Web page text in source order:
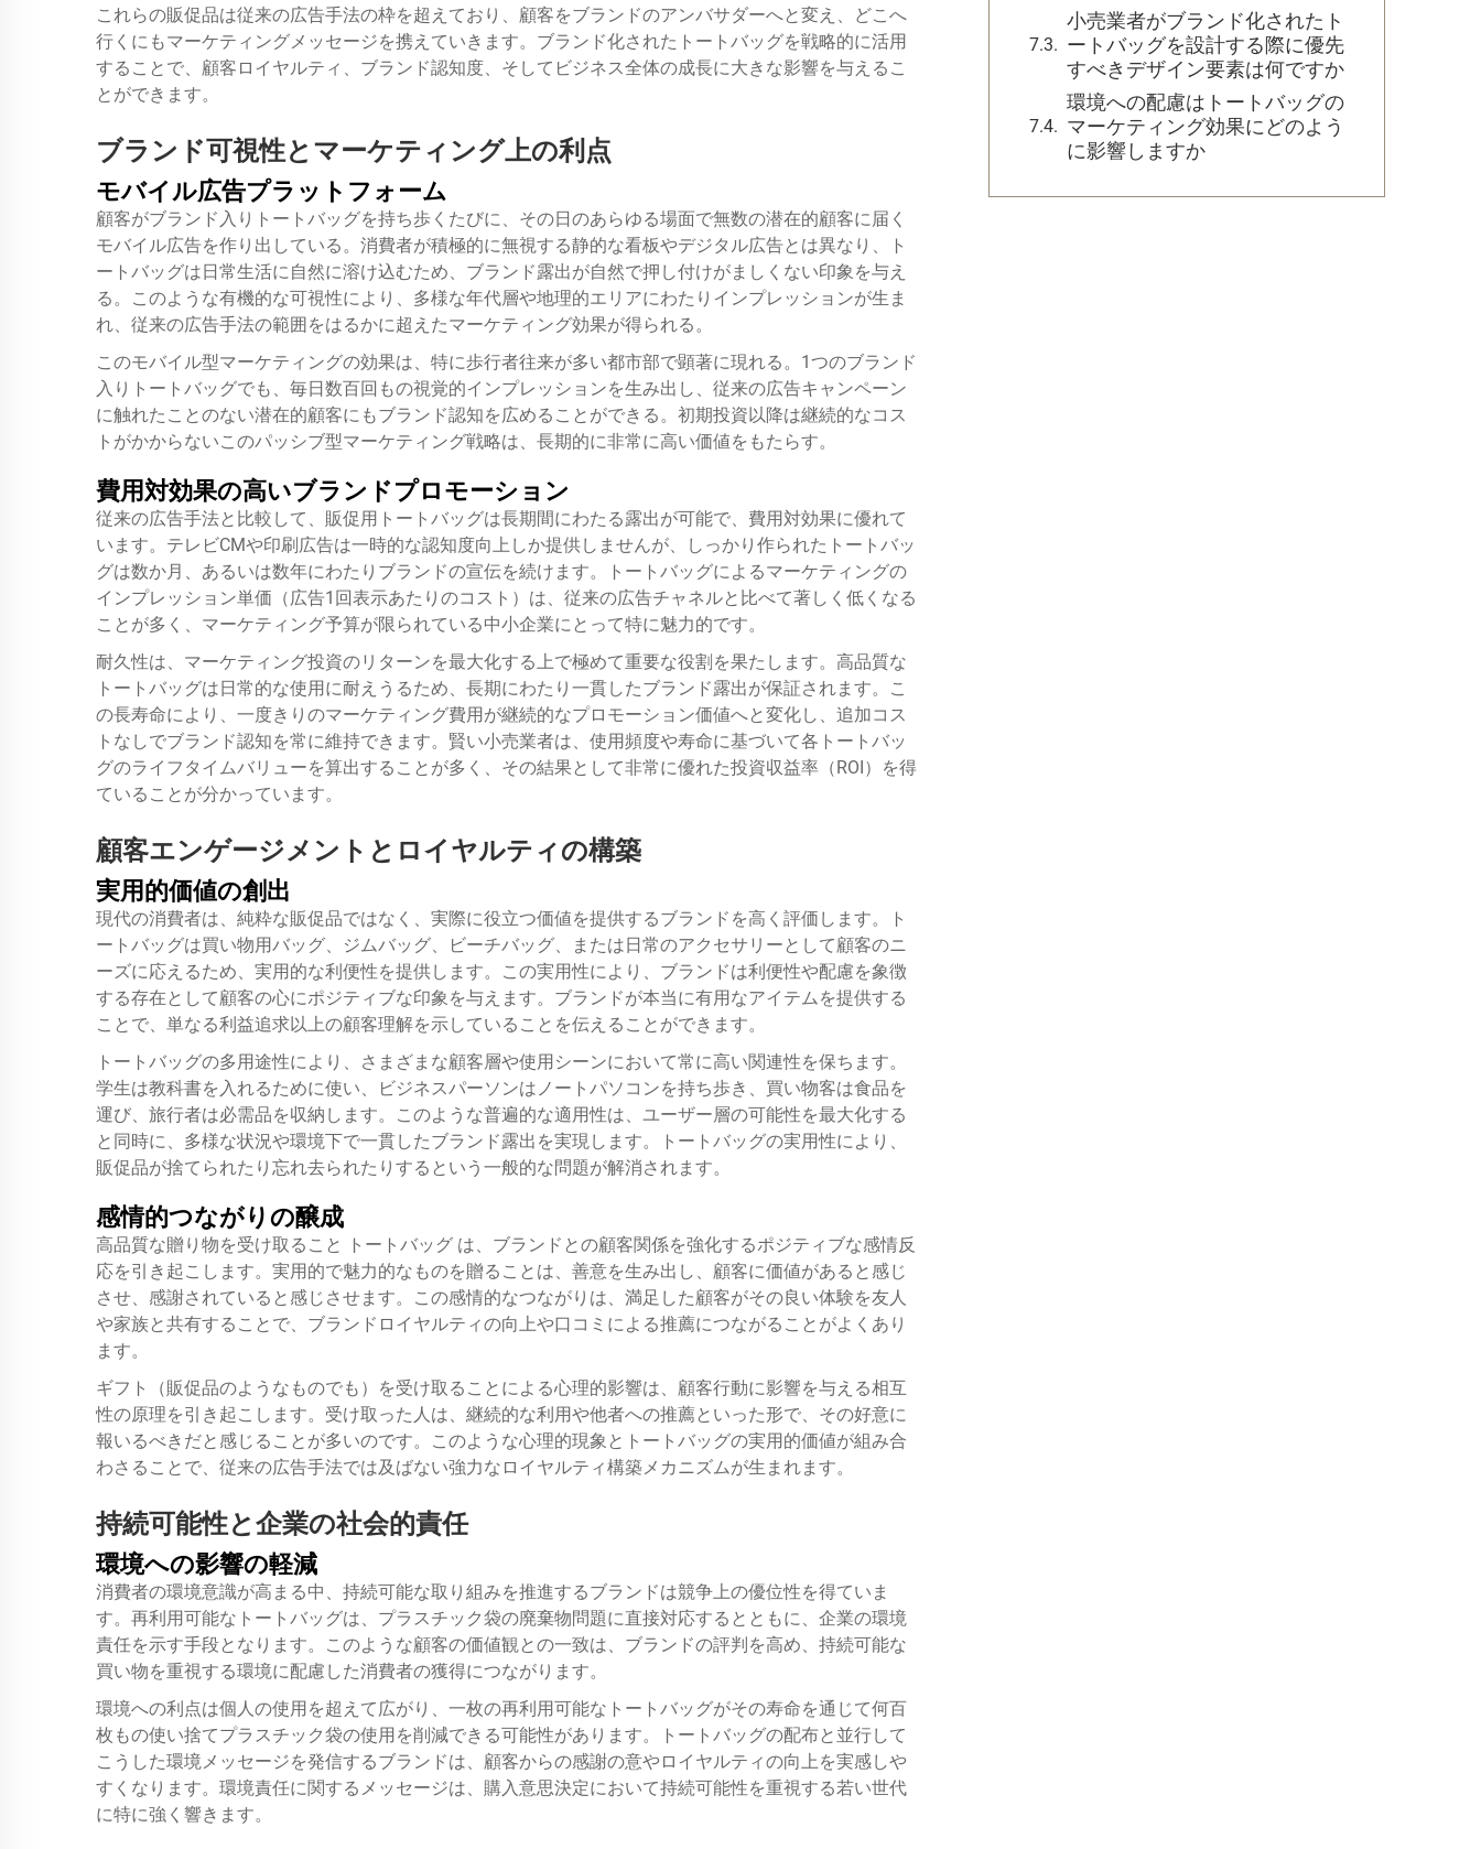
これらの販促品は従来の広告手法の枠を超えており、顧客をブランドのアンバサダーへと変え、どこへ
行くにもマーケティングメッセージを携えていきます。ブランド化されたトートバッグを戦略的に活用
することで、顧客ロイヤルティ、ブランド認知度、そしてビジネス全体の成長に大きな影響を与えるこ
とができます。
ブランド可視性とマーケティング上の利点
モバイル広告プラットフォーム
顧客がブランド入りトートバッグを持ち歩くたびに、その日のあらゆる場面で無数の潜在的顧客に届く
モバイル広告を作り出している。消費者が積極的に無視する静的な看板やデジタル広告とは異なり、ト
ートバッグは日常生活に自然に溶け込むため、ブランド露出が自然で押し付けがましくない印象を与え
る。このような有機的な可視性により、多様な年代層や地理的エリアにわたりインプレッションが生ま
れ、従来の広告手法の範囲をはるかに超えたマーケティング効果が得られる。
このモバイル型マーケティングの効果は、特に歩行者往来が多い都市部で顕著に現れる。1つのブランド
入りトートバッグでも、毎日数百回もの視覚的インプレッションを生み出し、従来の広告キャンペーン
に触れたことのない潜在的顧客にもブランド認知を広めることができる。初期投資以降は継続的なコス
トがかからないこのパッシブ型マーケティング戦略は、長期的に非常に高い価値をもたらす。
費用対効果の高いブランドプロモーション
従来の広告手法と比較して、販促用トートバッグは長期間にわたる露出が可能で、費用対効果に優れて
います。テレビCMや印刷広告は一時的な認知度向上しか提供しませんが、しっかり作られたトートバッ
グは数か月、あるいは数年にわたりブランドの宣伝を続けます。トートバッグによるマーケティングの
インプレッション単価（広告1回表示あたりのコスト）は、従来の広告チャネルと比べて著しく低くなる
ことが多く、マーケティング予算が限られている中小企業にとって特に魅力的です。
耐久性は、マーケティング投資のリターンを最大化する上で極めて重要な役割を果たします。高品質な
トートバッグは日常的な使用に耐えうるため、長期にわたり一貫したブランド露出が保証されます。こ
の長寿命により、一度きりのマーケティング費用が継続的なプロモーション価値へと変化し、追加コス
トなしでブランド認知を常に維持できます。賢い小売業者は、使用頻度や寿命に基づいて各トートバッ
グのライフタイムバリューを算出することが多く、その結果として非常に優れた投資収益率（ROI）を得
ていることが分かっています。
顧客エンゲージメントとロイヤルティの構築
実用的価値の創出
現代の消費者は、純粋な販促品ではなく、実際に役立つ価値を提供するブランドを高く評価します。ト
ートバッグは買い物用バッグ、ジムバッグ、ビーチバッグ、または日常のアクセサリーとして顧客のニ
ーズに応えるため、実用的な利便性を提供します。この実用性により、ブランドは利便性や配慮を象徴
する存在として顧客の心にポジティブな印象を与えます。ブランドが本当に有用なアイテムを提供する
ことで、単なる利益追求以上の顧客理解を示していることを伝えることができます。
トートバッグの多用途性により、さまざまな顧客層や使用シーンにおいて常に高い関連性を保ちます。
学生は教科書を入れるために使い、ビジネスパーソンはノートパソコンを持ち歩き、買い物客は食品を
運び、旅行者は必需品を収納します。このような普遍的な適用性は、ユーザー層の可能性を最大化する
と同時に、多様な状況や環境下で一貫したブランド露出を実現します。トートバッグの実用性により、
販促品が捨てられたり忘れ去られたりするという一般的な問題が解消されます。
感情的つながりの醸成
高品質な贈り物を受け取ること トートバッグ は、ブランドとの顧客関係を強化するポジティブな感情反
応を引き起こします。実用的で魅力的なものを贈ることは、善意を生み出し、顧客に価値があると感じ
させ、感謝されていると感じさせます。この感情的なつながりは、満足した顧客がその良い体験を友人
や家族と共有することで、ブランドロイヤルティの向上や口コミによる推薦につながることがよくあり
ます。
ギフト（販促品のようなものでも）を受け取ることによる心理的影響は、顧客行動に影響を与える相互
性の原理を引き起こします。受け取った人は、継続的な利用や他者への推薦といった形で、その好意に
報いるべきだと感じることが多いのです。このような心理的現象とトートバッグの実用的価値が組み合
わさることで、従来の広告手法では及ばない強力なロイヤルティ構築メカニズムが生まれます。
持続可能性と企業の社会的責任
環境への影響の軽減
消費者の環境意識が高まる中、持続可能な取り組みを推進するブランドは競争上の優位性を得ていま
す。再利用可能なトートバッグは、プラスチック袋の廃棄物問題に直接対応するとともに、企業の環境
責任を示す手段となります。このような顧客の価値観との一致は、ブランドの評判を高め、持続可能な
買い物を重視する環境に配慮した消費者の獲得につながります。
環境への利点は個人の使用を超えて広がり、一枚の再利用可能なトートバッグがその寿命を通じて何百
枚もの使い捨てプラスチック袋の使用を削減できる可能性があります。トートバッグの配布と並行して
こうした環境メッセージを発信するブランドは、顧客からの感謝の意やロイヤルティの向上を実感しや
すくなります。環境責任に関するメッセージは、購入意思決定において持続可能性を重視する若い世代
に特に強く響きます。
小売業者がブランド化されたト
ートバッグを設計する際に優先
すべきデザイン要素は何ですか
環境への配慮はトートバッグの
マーケティング効果にどのよう
に影響しますか